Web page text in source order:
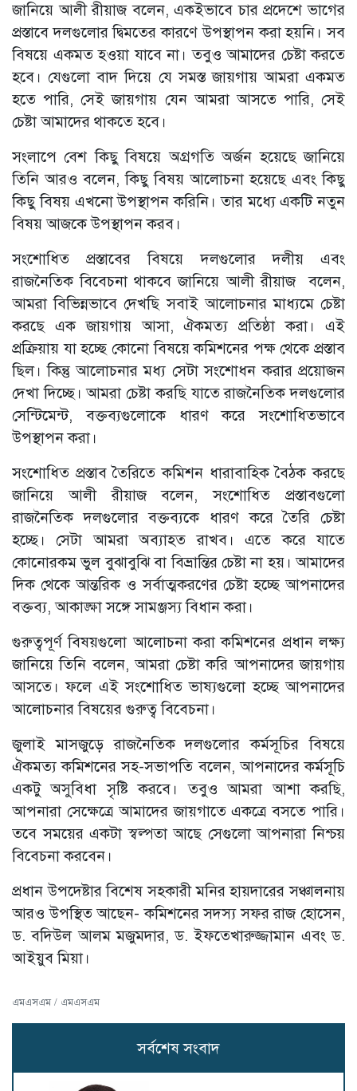
জানিয়ে আলী রীয়াজ বলেন, একইভাবে চার প্রদেশে ভাগের
প্রস্তাবে দলগুলোর দ্বিমতের কারণে উপস্থাপন করা হয়নি। সব
বিষয়ে একমত হওয়া যাবে না। তবুও আমাদের চেষ্টা করতে
হবে। যেগুলো বাদ দিয়ে যে সমস্ত জায়গায় আমরা একমত
হতে পারি, সেই জায়গায় যেন আমরা আসতে পারি, সেই
চেষ্টা আমাদের থাকতে হবে।
সংলাপে বেশ কিছু বিষয়ে অগ্রগতি অর্জন হয়েছে জানিয়ে
তিনি আরও বলেন, কিছু বিষয় আলোচনা হয়েছে এবং কিছু
কিছু বিষয় এখনো উপস্থাপন করিনি। তার মধ্যে একটি নতুন
বিষয় আজকে উপস্থাপন করব।
সংশোধিত প্রস্তাবের বিষয়ে দলগুলোর দলীয় এবং
রাজনৈতিক বিবেচনা থাকবে জানিয়ে আলী রীয়াজ বলেন,
আমরা বিভিন্নভাবে দেখছি সবাই আলোচনার মাধ্যমে চেষ্টা
করছে এক জায়গায় আসা, ঐকমত্য প্রতিষ্ঠা করা। এই
প্রক্রিয়ায় যা হচ্ছে কোনো বিষয়ে কমিশনের পক্ষ থেকে প্রস্তাব
ছিল। কিন্তু আলোচনার মধ্য সেটা সংশোধন করার প্রয়োজন
দেখা দিচ্ছে। আমরা চেষ্টা করছি যাতে রাজনৈতিক দলগুলোর
সেন্টিমেন্ট, বক্তব্যগুলোকে ধারণ করে সংশোধিতভাবে
উপস্থাপন করা।
সংশোধিত প্রস্তাব তৈরিতে কমিশন ধারাবাহিক বৈঠক করছে
জানিয়ে আলী রীয়াজ বলেন, সংশোধিত প্রস্তাবগুলো
রাজনৈতিক দলগুলোর বক্তব্যকে ধারণ করে তৈরি চেষ্টা
হচ্ছে। সেটা আমরা অব্যাহত রাখব। এতে করে যাতে
কোনোরকম ভুল বুঝাবুঝি বা বিভ্রান্তির চেষ্টা না হয়। আমাদের
দিক থেকে আন্তরিক ও সর্বাত্মকরণের চেষ্টা হচ্ছে আপনাদের
বক্তব্য, আকাঙ্ক্ষা সঙ্গে সামঞ্জস্য বিধান করা।
গুরুত্বপূর্ণ বিষয়গুলো আলোচনা করা কমিশনের প্রধান লক্ষ্য
জানিয়ে তিনি বলেন, আমরা চেষ্টা করি আপনাদের জায়গায়
আসতে। ফলে এই সংশোধিত ভাষ্যগুলো হচ্ছে আপনাদের
আলোচনার বিষয়ের গুরুত্ব বিবেচনা।
জুলাই মাসজুড়ে রাজনৈতিক দলগুলোর কর্মসূচির বিষয়ে
ঐকমত্য কমিশনের সহ-সভাপতি বলেন, আপনাদের কর্মসূচি
একটু অসুবিধা সৃষ্টি করবে। তবুও আমরা আশা করছি,
আপনারা সেক্ষেত্রে আমাদের জায়গাতে একত্রে বসতে পারি।
তবে সময়ের একটা স্বল্পতা আছে সেগুলো আপনারা নিশ্চয়
বিবেচনা করবেন।
প্রধান উপদেষ্টার বিশেষ সহকারী মনির হায়দারের সঞ্চালনায়
আরও উপস্থিত আছেন- কমিশনের সদস্য সফর রাজ হোসেন,
ড. বদিউল আলম মজুমদার, ড. ইফতেখারুজ্জামান এবং ড.
আইয়ুব মিয়া।
এমএসএম / এমএসএম
সর্বশেষ সংবাদ